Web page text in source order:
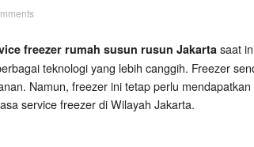
freezer rumah susun rusun Jakarta saat
teknologi yang lebih canggih. Freezer
Namun, freezer ini tetap perlu
service freezer di Wilayah Jakarta.